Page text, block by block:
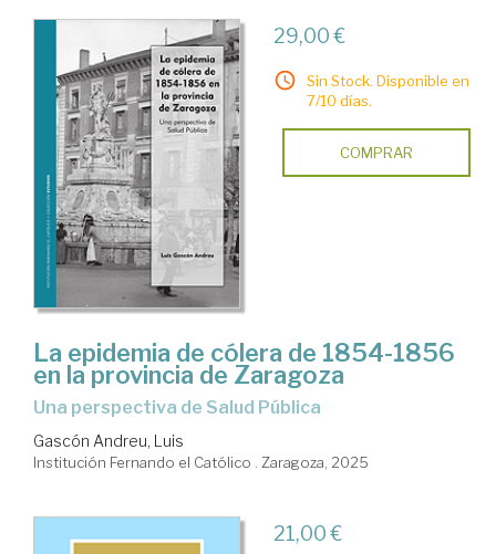
29,00 €
Sin Stock. Disponible en
7/10 días.
COMPRAR
La epidemia de cólera de 1854-1856
en la provincia de Zaragoza
una perspectiva de Salud Pública
Gascón Andreu, Luis
Institución Fernando el Católico . Zaragoza, 2025
21,00 €